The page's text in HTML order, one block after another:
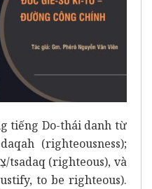
tiếng Do-thái danh từ